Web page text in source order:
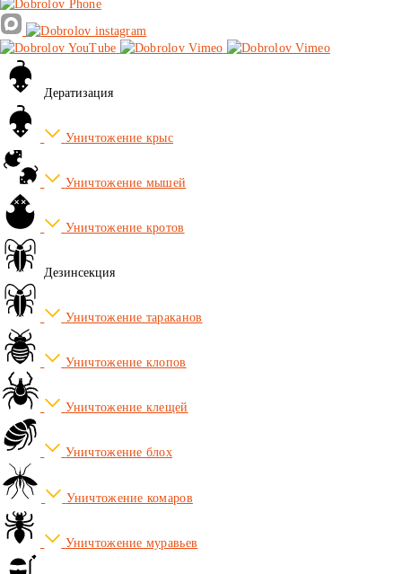
Дератизация
Уничтожение крыс
Уничтожение мышей
Уничтожение кротов
Дезинсекция
Уничтожение тараканов
Уничтожение клопов
Уничтожение клещей
Уничтожение блох
Уничтожение комаров
Уничтожение муравьев